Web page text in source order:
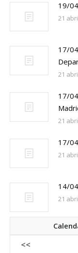
19/
21
17/
21
17/
21
17/
21
14/
21
<<